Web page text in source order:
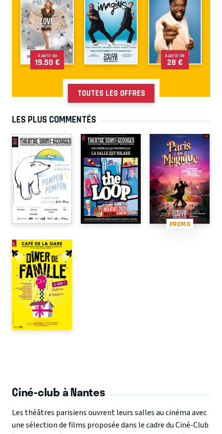
À partir de
19.50 €
À partir de
28 €
TOUTES LES OFFRES
LES PLUS COMMENTÉS
PROMO
Ciné-club à Nantes
Les théâtres parisiens ouvrent leurs salles au cinéma avec
une sélection de films proposée dans le cadre du Ciné-Club